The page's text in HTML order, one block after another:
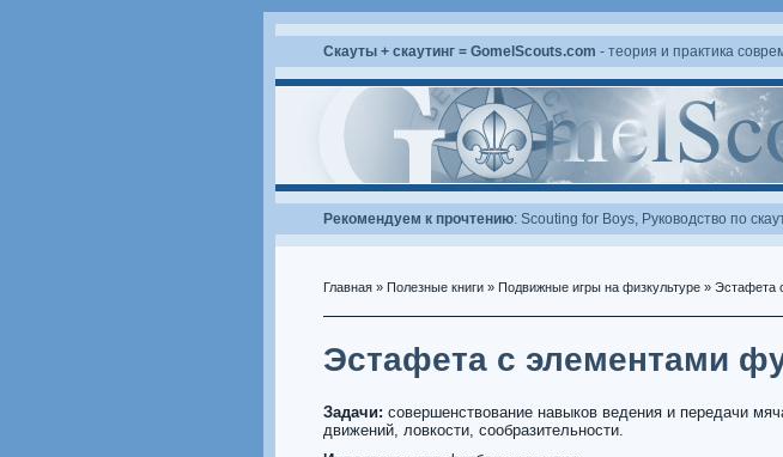
Скауты + скаутинг = GomelScouts.com - теория и практика
Рекомендуем к прочтению: Scouting for Boys, Руководство по
Главная » Полезные книги » Подвижные игры на физкультуре » Эстафета
Эстафета с элементами
Задачи: совершенствование навыков ведения и передачи
движений, ловкости, сообразительности.